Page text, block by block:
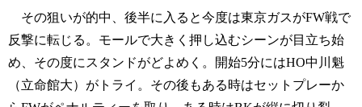
その狙いが的中、後半に入ると今度は東京ガスがFW戦で
反撃に転じる。モールで大きく押し込むシーンが目立ち始
め、その度にスタンドがどよめく。開始5分にはHO中川魁
（立命館大）がトライ。その後もある時はセットプレーか